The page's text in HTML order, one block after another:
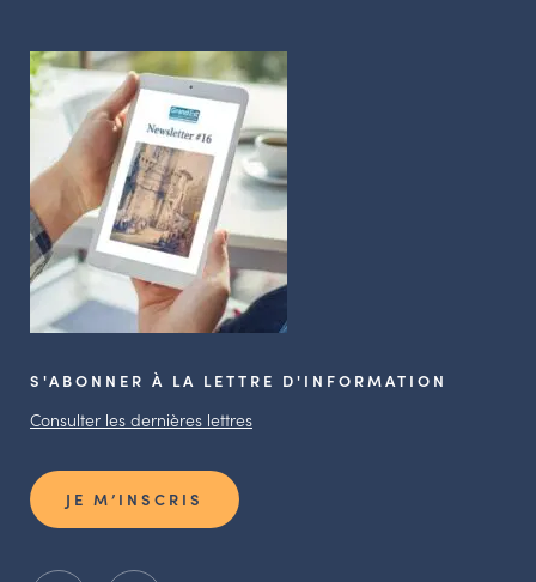
S'ABONNER À LA LETTRE D'INFORMATION
Consulter les dernières lettres
JE M’INSCRIS